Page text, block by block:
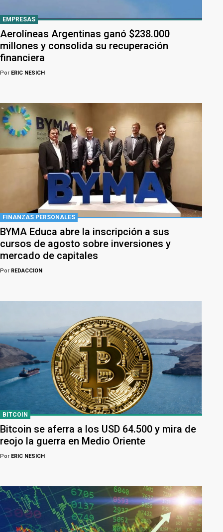
EMPRESAS
Aerolíneas Argentinas ganó $238.000
millones y consolida su recuperación
financiera
Por ERIC NESICH
FINANZAS PERSONALES
BYMA Educa abre la inscripción a sus
cursos de agosto sobre inversiones y
mercado de capitales
Por REDACCION
BITCOIN
Bitcoin se aferra a los USD 64.500 y mira de
reojo la guerra en Medio Oriente
Por ERIC NESICH